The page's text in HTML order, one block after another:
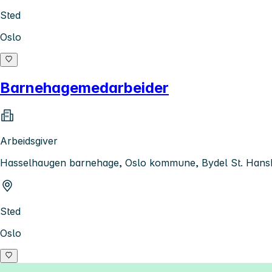
Sted
Oslo
Barnehagemedarbeider
Arbeidsgiver
Hasselhaugen barnehage, Oslo kommune, Bydel St.
Sted
Oslo